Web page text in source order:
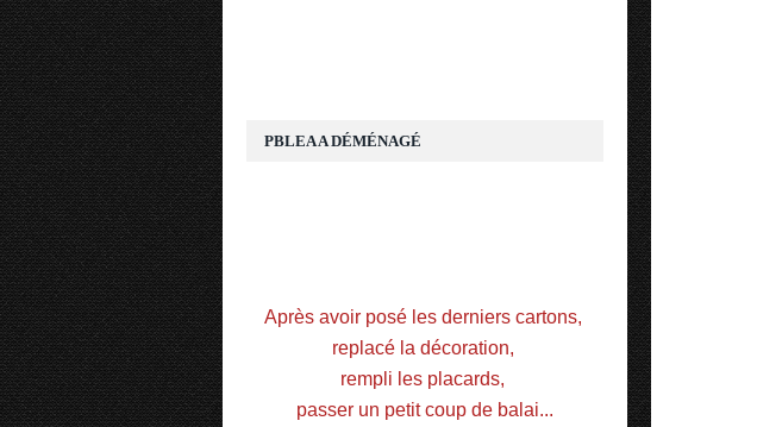
PBLEA A DÉMÉNAGÉ
Après avoir posé les derniers cartons,
replacé la décoration,
rempli les placards,
passer un petit coup de balai...